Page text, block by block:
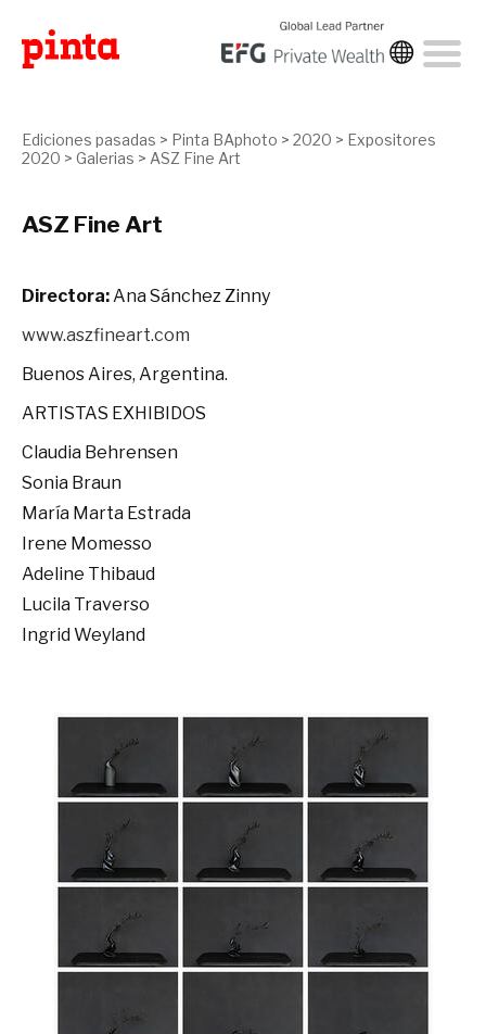
Ediciones pasadas > Pinta BAphoto > 2020 > Expositores
2020 > Galerias > ASZ Fine Art
ASZ Fine Art
Directora:Ana Sánchez Zinny
www.aszfineart.com
Buenos Aires, Argentina.
ARTISTAS EXHIBIDOS
Claudia Behrensen
Sonia Braun
María Marta Estrada
Irene Momesso
Adeline Thibaud
Lucila Traverso
Ingrid Weyland